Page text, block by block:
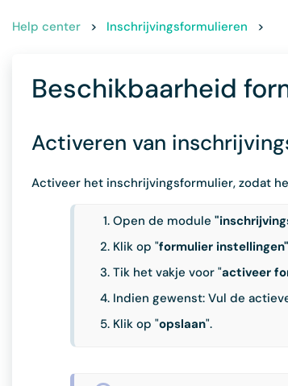
Help center > Inschrijvingsformulieren >
Beschikbaarheid
Activeren van
Activeer het inschrijvingsformulier, zodat
Open de module
Klik op "formulier instellingen"
Tik het vakje voor "activeer
Indien gewenst: Vul de
Klik op "opslaan".